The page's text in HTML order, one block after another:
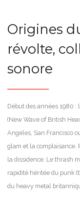
Origines
révolte,
sonore
Début des années 1980 :
(New Wave of British
Angeles, San Francisco
glam et la complaisance.
la dissidence. Le thrash
rapidité héritée du punk
du heavy metal